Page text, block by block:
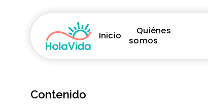
Inicio
Quiénes
somos
Contenido